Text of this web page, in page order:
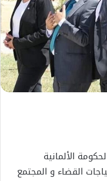
الألمانية
القضاء و المجتمع